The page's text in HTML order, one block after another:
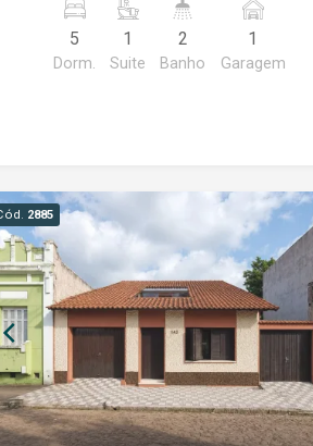
de placas solares e ar condicionado
que ficam também na venda. área de
serviço cozinha garagem poço de luz e
5
Dorm.
1
Suite
2
Banho
1
Garagem
2885